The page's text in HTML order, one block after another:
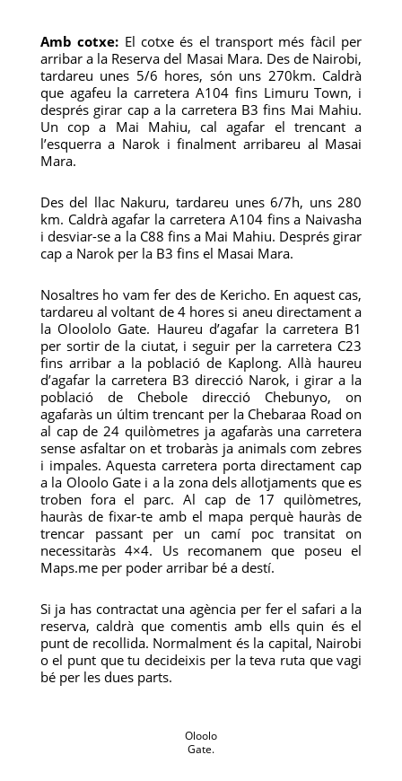
Amb cotxe: El cotxe és el transport més fàcil per
arribar a la Reserva del Masai Mara. Des de Nairobi,
tardareu unes 5/6 hores, són uns 270km. Caldrà
que agafeu la carretera A104 fins Limuru Town, i
després girar cap a la carretera B3 fins Mai Mahiu.
Un cop a Mai Mahiu, cal agafar el trencant a
l’esquerra a Narok i finalment arribareu al Masai
Mara.
Des del llac Nakuru, tardareu unes 6/7h, uns 280
km. Caldrà agafar la carretera A104 fins a Naivasha
i desviar-se a la C88 fins a Mai Mahiu. Després girar
cap a Narok per la B3 fins el Masai Mara.
Nosaltres ho vam fer des de Kericho. En aquest cas,
tardareu al voltant de 4 hores si aneu directament a
la Oloololo Gate. Haureu d’agafar la carretera B1
per sortir de la ciutat, i seguir per la carretera C23
fins arribar a la població de Kaplong. Allà haureu
d’agafar la carretera B3 direcció Narok, i girar a la
població de Chebole direcció Chebunyo, on
agafaràs un últim trencant per la Chebaraa Road on
al cap de 24 quilòmetres ja agafaràs una carretera
sense asfaltar on et trobaràs ja animals com zebres
i impales. Aquesta carretera porta directament cap
a la Oloolo Gate i a la zona dels allotjaments que es
troben fora el parc. Al cap de 17 quilòmetres,
hauràs de fixar-te amb el mapa perquè hauràs de
trencar passant per un camí poc transitat on
necessitaràs 4×4. Us recomanem que poseu el
Maps.me per poder arribar bé a destí.
Si ja has contractat una agència per fer el safari a la
reserva, caldrà que comentis amb ells quin és el
punt de recollida. Normalment és la capital, Nairobi
o el punt que tu decideixis per la teva ruta que vagi
bé per les dues parts.
Oloolo
Gate.